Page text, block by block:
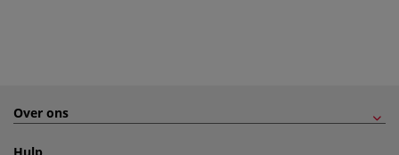
Over ons